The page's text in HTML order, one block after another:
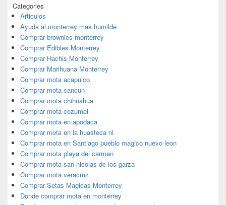
Categories
Articulos
Ayuda al monterrey mas humilde
Comprar brownies monterrey
Comprar Edibles Monterrey
Comprar Hachis Monterrey
Comprar Marihuana Monterrey
Comprar mota acapulco
Comprar mota cancun
Comprar mota chihuahua
Comprar mota cozumel
Comprar mota en apodaca
Comprar mota en la huasteca nl
Comprar mota en Santiago pueblo magico nuevo leon
Comprar mota playa del carmen
Comprar mota san nicolas de los garza
Comprar mota veracruz
Comprar Setas Magicas Monterrey
Donde comprar mota en monterrey